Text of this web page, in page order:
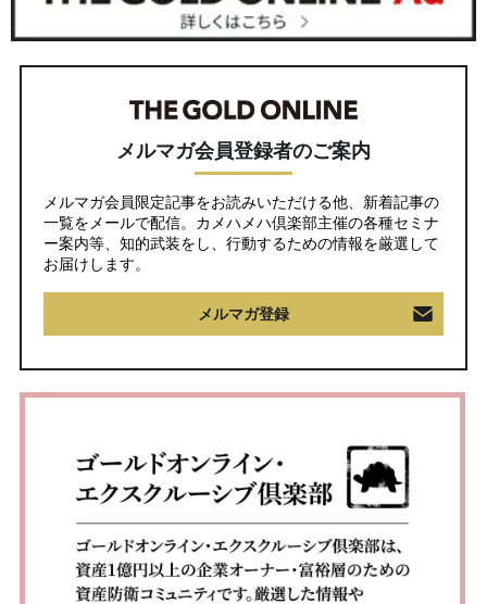
メルマガ会員登録者のご案内
メルマガ会員限定記事をお読みいただける他、新着記事の
一覧をメールで配信。カメハメハ倶楽部主催の各種セミナ
ー案内等、知的武装をし、行動するための情報を厳選して
お届けします。
メルマガ登録